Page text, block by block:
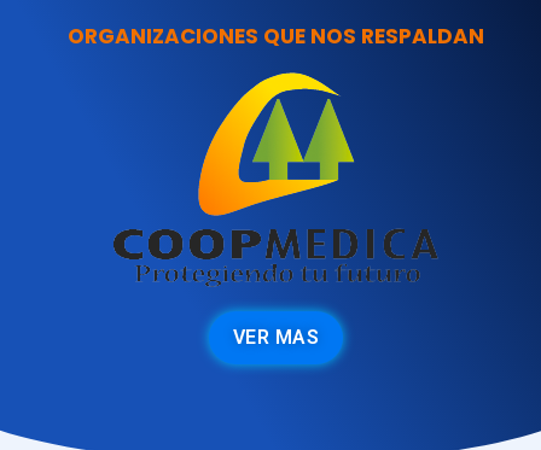
ORGANIZACIONES QUE NOS RESPALDAN
VER MAS